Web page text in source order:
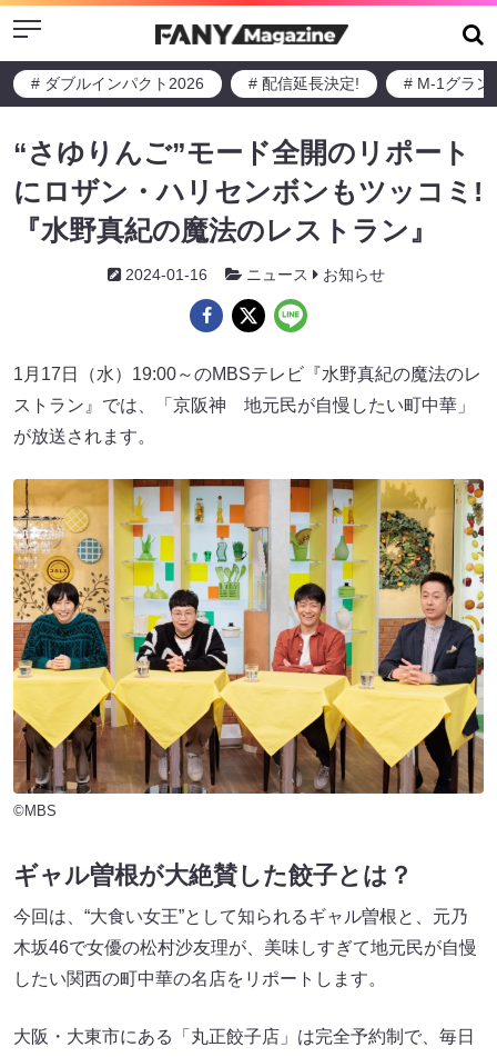
Menu
# ダブルインパクト2026 # 配信延長決定! # M-1グラン
“さゆりんご”モード全開のリポート
にロザン・ハリセンボンもツッコミ!
『水野真紀の魔法のレストラン』
2024-01-16 ニュース お知らせ
1月17日（水）19:00～のMBSテレビ『水野真紀の魔法のレ
ストラン』では、「京阪神 地元民が自慢したい町中華」
が放送されます。
©MBS
ギャル曽根が大絶賛した餃子とは？
今回は、“大食い女王”として知られるギャル曽根と、元乃
木坂46で女優の松村沙友理が、美味しすぎて地元民が自慢
したい関西の町中華の名店をリポートします。
大阪・大東市にある「丸正餃子店」は完全予約制で、毎日